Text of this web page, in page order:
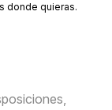
donde quieras.